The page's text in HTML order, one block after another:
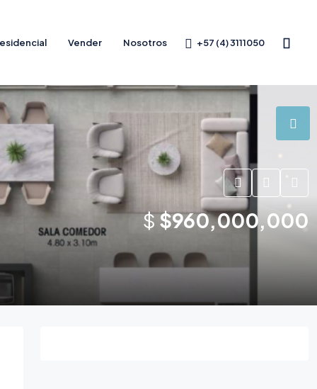
Vender Nosotros +57 (4) 3111050
$$960,000,000